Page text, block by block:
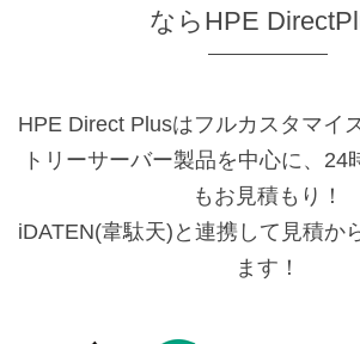
ならHPE
HPE Direct Plusはフルカスタマイ
トリーサーバー製品を中心に、24
もお見積もり！
iDATEN(韋駄天)と連携して見積か
ます！